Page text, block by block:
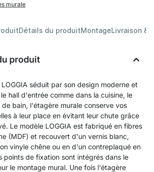
murale
Détails du produitMontageLivraison &
produit
séduit par son design moderne et
hall d'entrée comme dans la cuisine, le
de bain, l'étagère murale conserve vos
à leur place en évitant leur chute grâce
Le modèle LOGGIA est fabriqué en fibres
(MDF) et recouvert d'un vernis blanc,
vinyle chêne ou en d'un contreplaqué en
points de fixation sont intégrés dans le
le montage mural. Une fois l'étagère